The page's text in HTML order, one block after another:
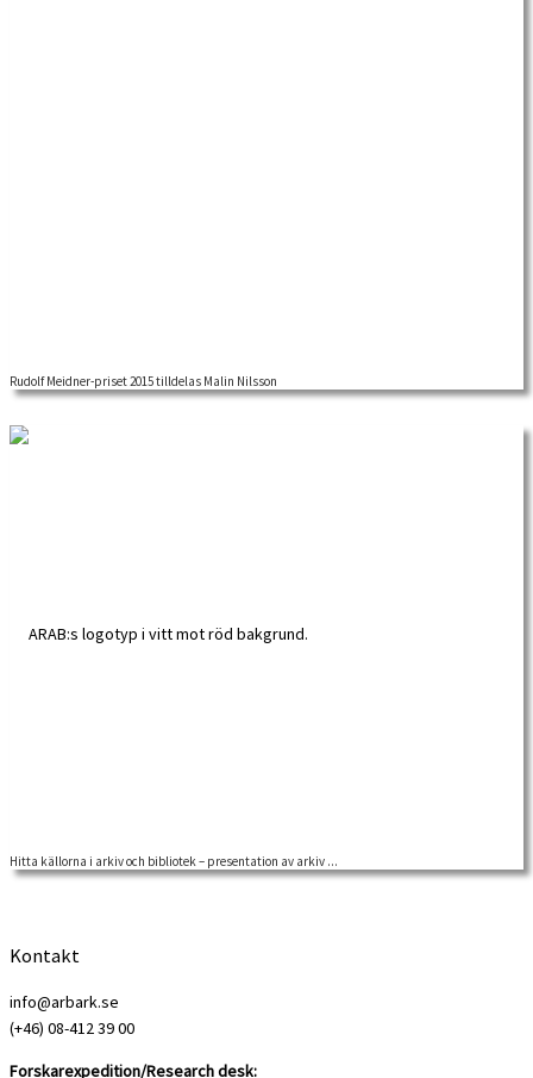
RUDOLF MEIDNER-PRISET 2015 för forskning i fackföreningsrörelsens historia
Rudolf Meidner-priset 2015 tilldelas Malin Nilsson
Seminarie på Kungliga biblioteket, i samarbete med ARAB och TAM-arkiv.
Hitta källorna i arkiv och bibliotek – presentation av arkiv ...
Kontakt
info@arbark.se
(+46) 08-412 39 00
Forskarexpedition/Research desk: